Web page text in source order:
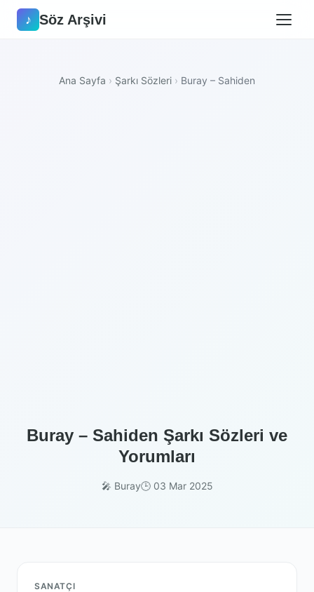
♪ Söz Arşivi
Ana Sayfa › Şarkı Sözleri › Buray – Sahiden
Buray – Sahiden Şarkı Sözleri ve
Yorumları
🎤 Buray🕒 03 Mar 2025
SANATÇI